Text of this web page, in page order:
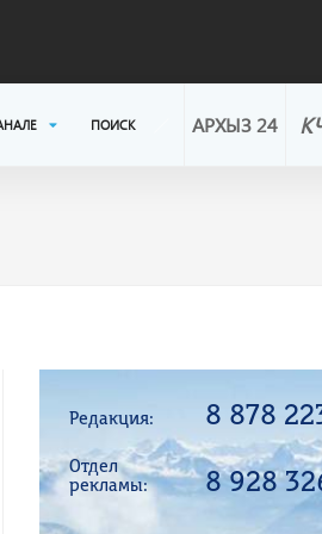
АРХЫЗ 24
ПОИСК
Редакция: 8 878
Отдел
рекламы:
8 928